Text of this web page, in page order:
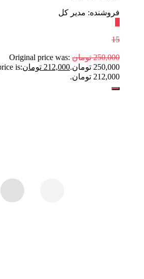
فروشنده: مدیر کل
15
250,000 تومان Original price was:
250,000 تومان.
212,000 تومانis:
212,000 تومان.